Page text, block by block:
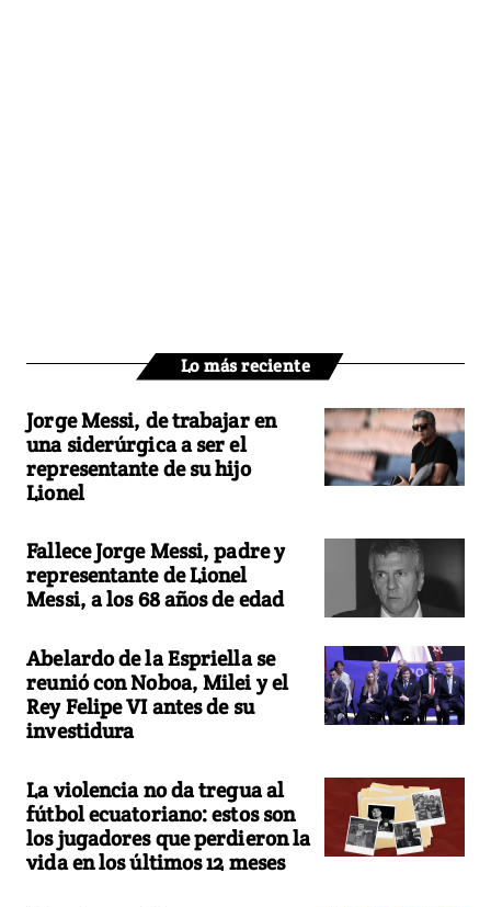
Lo más reciente
Jorge Messi, de trabajar en
una siderúrgica a ser el
representante de su hijo
Lionel
Fallece Jorge Messi, padre y
representante de Lionel
Messi, a los 68 años de edad
Abelardo de la Espriella se
reunió con Noboa, Milei y el
Rey Felipe VI antes de su
investidura
La violencia no da tregua al
fútbol ecuatoriano: estos son
los jugadores que perdieron la
vida en los últimos 12 meses